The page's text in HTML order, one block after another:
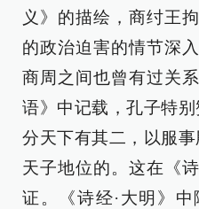
义》的描绘，商纣王
的政治迫害的情节深
商周之间也曾有过关
语》中记载，孔子特
分天下有其二，以服
天子地位的。这在《
证。《诗经·大明》